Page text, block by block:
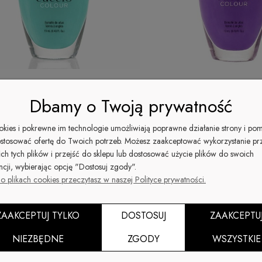
do paznokci 13ML SEA ME
zł -14%
29,00 zł
cena:25,00 zł
1402 Lakier do paznokci
MESMERIZED
25,00 zł -14%
Najniższa cena:
Dbamy o Twoją prywatność
i pokrewne im technologie umożliwiają poprawne działanie strony i
ofertę do Twoich potrzeb. Możesz zaakceptować wykorzystanie
tych plików i przejść do sklepu lub dostosować użycie plików do swoich
wybierając opcję "Dostosuj zgody".
plikach cookies przeczytasz w naszej Polityce prywatności.
TYLKO
NIEZBĘDNE
DOSTOSUJ
ZGODY
ZAAKCEPTUJ
WSZYSTKIE